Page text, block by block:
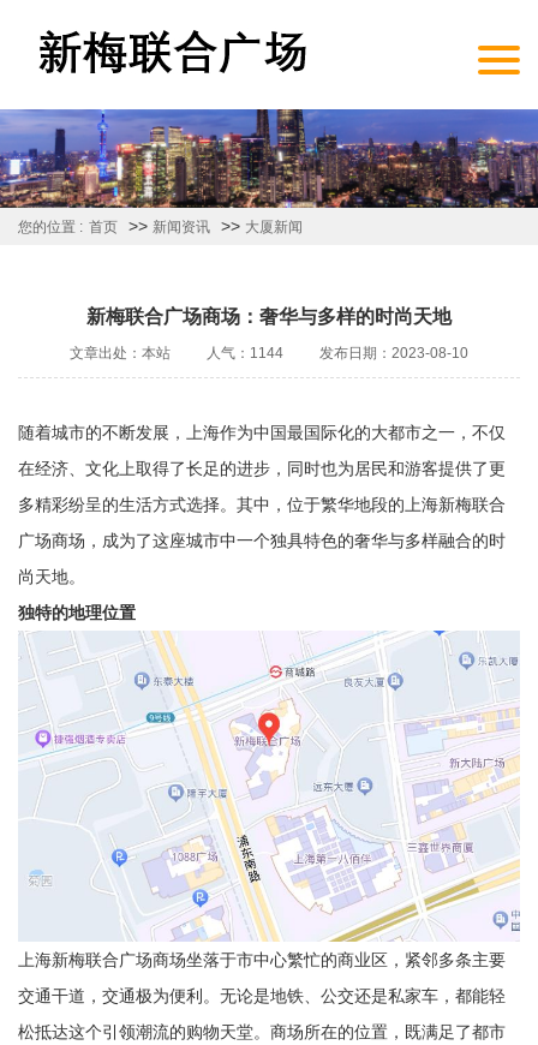
您的位置 : 首页 >> 新闻资讯 >> 大厦新闻
新梅联合广场商场：奢华与多样的时尚天地
文章出处：本站 人气：1144 发布日期：2023-08-10
随着城市的不断发展，上海作为中国最国际化的大都市之一，不仅
在经济、文化上取得了长足的进步，同时也为居民和游客提供了更
多精彩纷呈的生活方式选择。其中，位于繁华地段的上海新梅联合
广场商场，成为了这座城市中一个独具特色的奢华与多样融合的时
尚天地。
独特的地理位置
上海新梅联合广场商场坐落于市中心繁忙的商业区，紧邻多条主要
交通干道，交通极为便利。无论是地铁、公交还是私家车，都能轻
松抵达这个引领潮流的购物天堂。商场所在的位置，既满足了都市